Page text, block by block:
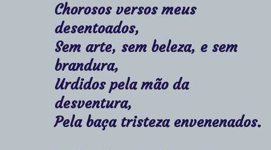
Chorosos versos meus
desentoados,
Sem arte, sem beleza, e sem
brandura,
Urdidos pela mão da
desventura,
Pela baça tristeza envenenados.